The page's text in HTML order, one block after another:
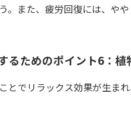
。また、疲労回復には、や
るためのポイント6：植
とでリラックス効果が生まれ